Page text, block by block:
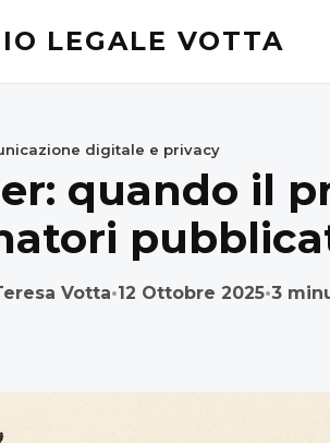
LEGALE VOTTA
digitale e privacy
quando il
Votta•12 Ottobre 2025•3